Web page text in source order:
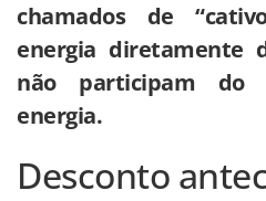
chamados de
energia diretamente
não participam do
energia.
Desconto